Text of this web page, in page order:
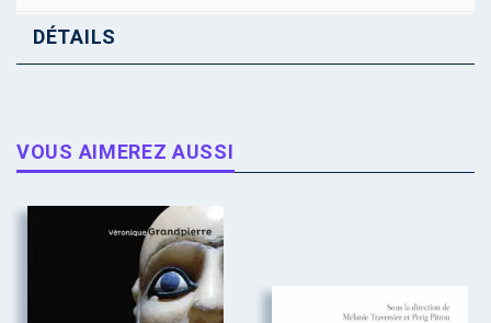
DÉTAILS
VOUS AIMEREZ AUSSI